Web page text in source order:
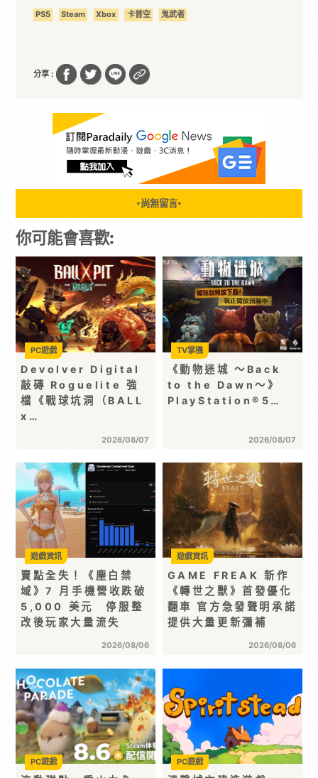
PS5 Steam Xbox 卡普空 鬼武者
分享 :
▼ 尚無留言▼
你可能會喜歡:
Devolver Digital
敲磚 Roguelite 強
檔《戰球坑洞（BALL
x…
2026/08/07
PC遊戲
《動物迷城 ～Back
to the Dawn～》
PlayStation®5…
2026/08/07
TV掌機
賣點全失！《塵白禁
域》7 月手機營收跌破
5,000 美元 停服整
改後玩家大量流失
2026/08/06
遊戲資訊
GAME FREAK 新作
《轉世之獸》首發優化
翻車 官方急發聲明承諾
提供大量更新彌補
2026/08/06
遊戲資訊
PC遊戲 PC遊戲